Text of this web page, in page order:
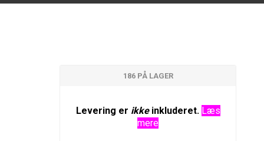
186 PÅ LAGER
Levering er ikkeinkluderet. Læs
mere